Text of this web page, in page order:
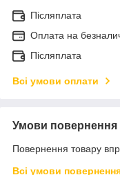
Післяплата
Оплата на
Післяплата
Всі умови оплати
Умови повернення
Повернення товару
Всі умови